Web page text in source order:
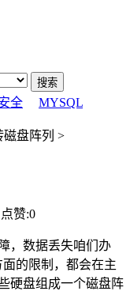
搜索
全
MYSQL
磁盘阵列 >
点赞:0
，数据丢失咱们办
的限制，都会在主
硬盘组成一个磁盘阵